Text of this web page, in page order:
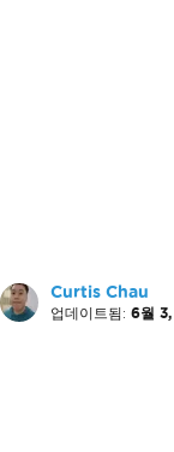
Curtis Chau
업데이트됨: 6월